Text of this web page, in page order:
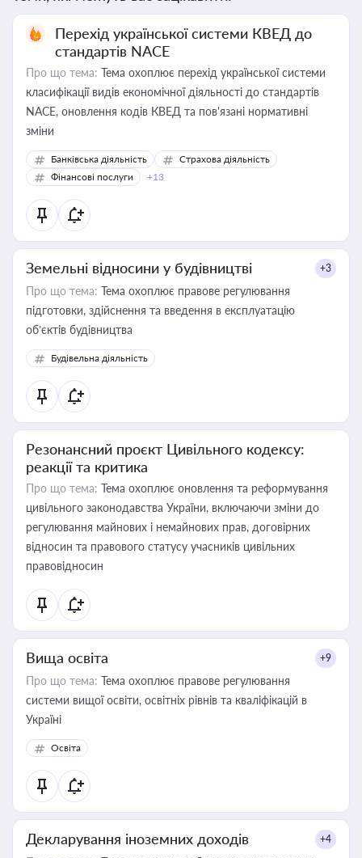
Перехід української системи КВЕД до
стандартів NACE
Про що тема: Тема охоплює перехід української системи
класифікації видів економічної діяльності до стандартів
NACE, оновлення кодів КВЕД та пов'язані нормативні
зміни
Банківська діяльність
Страхова діяльність
Фінансові послуги
+13
Земельні відносини у будівництві +3
Про що тема: Тема охоплює правове регулювання
підготовки, здійснення та введення в експлуатацію
об’єктів будівництва
Будівельна діяльність
Резонансний проєкт Цивільного кодексу:
реакції та критика
Про що тема: Тема охоплює оновлення та реформування
цивільного законодавства України, включаючи зміни до
регулювання майнових і немайнових прав, договірних
відносин та правового статусу учасників цивільних
правовідносин
Вища освіта +9
Про що тема: Тема охоплює правове регулювання
системи вищої освіти, освітніх рівнів та кваліфікацій в
Україні
Освіта
Декларування іноземних доходів +4